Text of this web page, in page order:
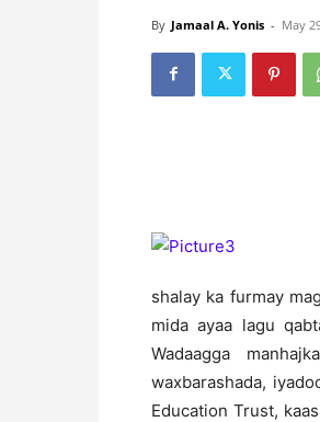
By Jamaal A. Yonis - May
shalay ka furmay
mida ayaa lagu
Wadaagga
waxbarashada,
Education Trust,